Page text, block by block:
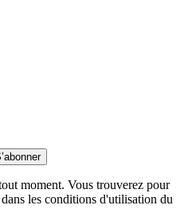
moment. Vous trouverez pour
les conditions d'utilisation du